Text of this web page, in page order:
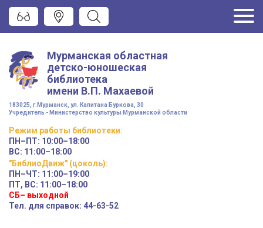
Мурманская областная
детско-юношеская
библиотека
имени В.П. Махаевой
183025, г.Мурманск, ул. Капитана Буркова, 30
Учредитель - Министерство культуры Мурманской области
Режим работы библиотеки:
ПН–ПТ: 10:00–18:00
ВС: 11:00–18:00
"БиблиоДвиж" (цоколь):
ПН–ЧТ: 11:00–19:00
ПТ, ВС: 11:00–18:00
СБ– выходной
Тел. для справок: 44-63-52